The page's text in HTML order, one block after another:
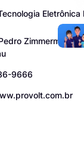
Eletrônica
Zimmermann,
9666